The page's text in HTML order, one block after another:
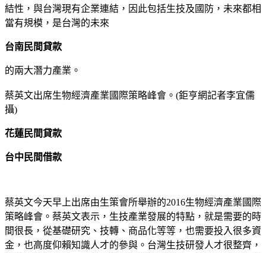
結性，與台灣現有企業連結，因此包括生技及國防，未來都相
當有規模，是台灣的未來
台南民間貸款
的兩大潛力產業。
蔡英文出席生物經濟產業國際策略峰會。(鉅亨網記者李宜儒
攝)
花蓮民間貸款
台中民間借款
蔡英文今天早上出席由生策會所舉辦的2016生物經濟產業國際
策略峰會。蔡英文表示，生技產業發展的特點，就是需要的時
間很長，從基礎研究、技轉、商品化等等，也需要投入很多資
金，也高度仰賴知識人才的參與。台灣生技研發人才很整齊，